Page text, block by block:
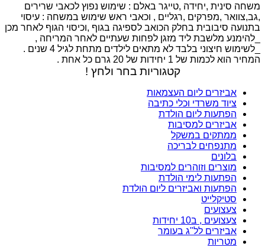
משחה סינית ,יחידה ,טייגר באלם : שימוש נפוץ לכאבי שרירים
,גב,צוואר ,מפרקים ,רגליים , וכאבי ראש שימוש במשחה : עיסוי
בתנועה סיבובית בחלק הכואב לספיגה בגוף ,וכיסוי הגוף לאחר מכן
_להימנע מלשבת ליד מזגן לפחות שעתיים לאחר המריחה ,
_לשימוש חיצוני בלבד לא מתאים לילדים מתחת לגיל 4 שנים .
המחיר הוא לכמות של 1 יחידות של 20 גרם כל אחת .
קטגוריות בחר ולחץ !
אביזרים ליום העצמאות
ציוד משרדי וכלי כתיבה
הפתעות ליום הולדת
אביזרים למסיבות
ממתקים במשקל
מתנפחים לבריכה
בלונים
מוצרים וזוהרים למסיבות
הפתעות לימי הולדת
הפתעות ואביזרים ליום הולדת
סטיקלייט
צעצועים
צעצועים , ב10 יחידות
אביזרים לל"ג בעומר
מטריות